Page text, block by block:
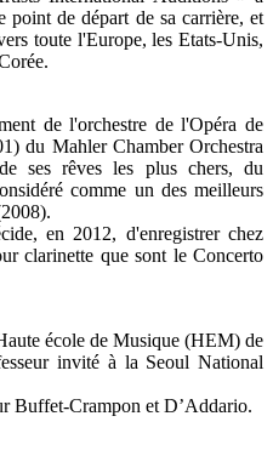
de départ de sa carrière, et
toute l'Europe, les Etats-Unis,
de l'orchestre de l'Opéra de
du Mahler Chamber Orchestra
ses rêves les plus chers, du
comme un des meilleurs
en 2012, d'enregistrer chez
clarinette que sont le Concerto
école de Musique (HEM) de
invité à la Seoul National
Buffet-Crampon et D’Addario.